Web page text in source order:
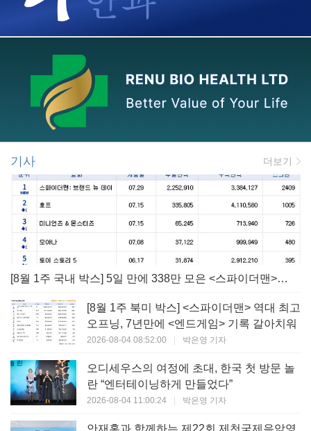
기사 더보기
[8월 1주 국내 박스] 5일 만에 338만 모은 <스파이더맨> 극장가 235% 대반등, <호프>는 400만 돌파
[8월 1주 북미 박스] <스파이더맨> 역대 최고
오프닝, 7년만에 <엔드게임> 기록 갈아치워
2026-08-04 08:52:00 | 박은영 기자
오디세우스의 여정에 초대, 한국 첫 방문 놀
란 “엔터테이닝하게 만들었다”
2026-08-04 11:00:24 | 박은영 기자
안재홍과 함께하는 제22회 제천국제음악영